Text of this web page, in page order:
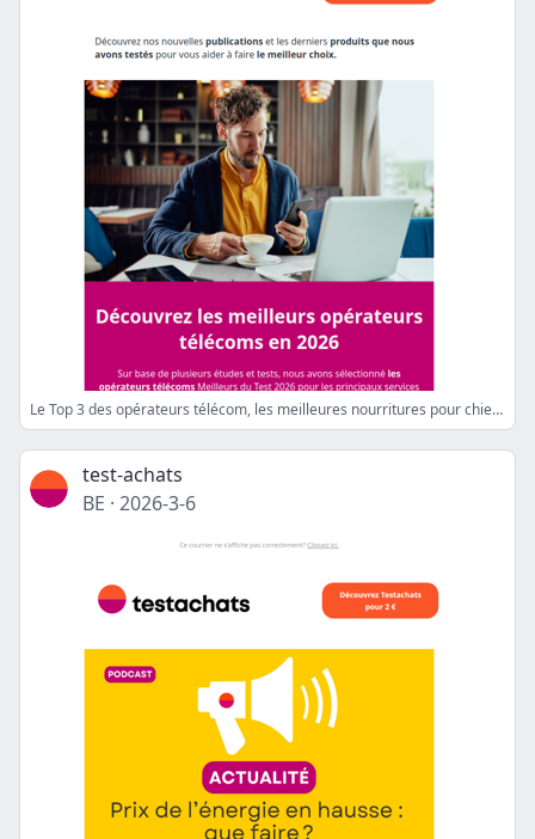
Le Top 3 des opérateurs télécom, les meilleures nourritures pour chien, l'inflation en légère baisse
test-achats
BE · 2026-3-6